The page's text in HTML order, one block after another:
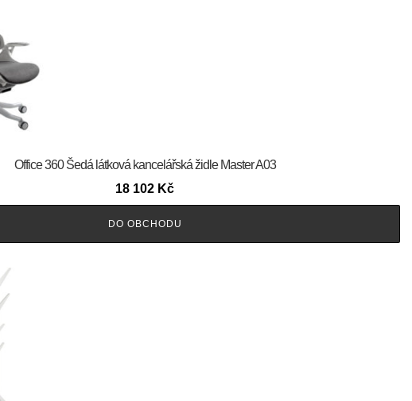
Office 360 Šedá látková kancelářská židle Master A03
18 102 Kč
DO OBCHODU